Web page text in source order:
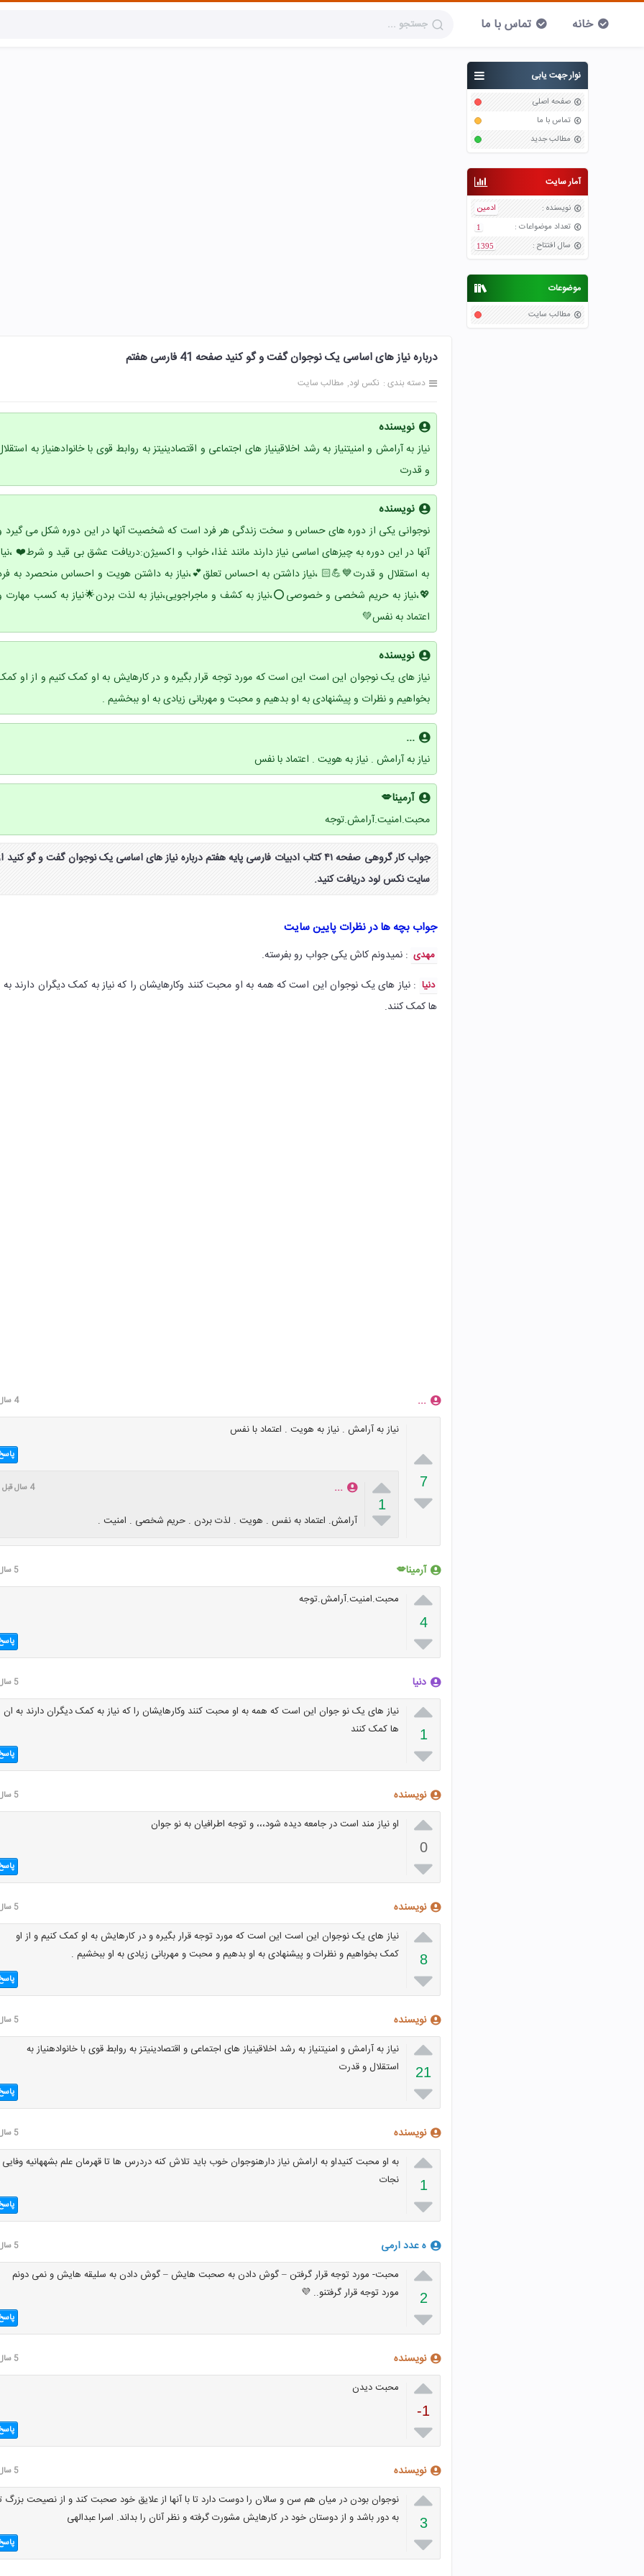
خانه تماس با ما
نوار جهت یابی
صفحه اصلی
تماس با ما
مطالب جدید
آمار سایت
نویسنده :
ادمین
تعداد موضواعات :
1
سال افتتاح :
1395
موضوعات
مطالب سایت
درباره نیاز های اساسی یک نوجوان گفت و گو کنید صفحه 41 فارسی هفتم
دسته بندی : نکس لود مطالب سایت
نویسنده
نیاز به آرامش و امنیتنیاز به رشد اخلاقینیاز های اجتماعی و اقتصادینیتز به روابط قوی با خانوادهنیاز به
و قدرت
نویسنده
نوجوانی یکی از دوره های حساس و سخت زندگی هر فرد است که شخصیت آنها در این دوره شکل می گیرد
آنها در این دوره به چیزهای اساسی نیاز دارند مانند غذا، خواب و اکسیژن:دریافت عشق بی قید و شرط❤️
به استقلال و قدرت💙💪🏻 ،نیاز داشتن به احساس تعلق💕،نیاز به داشتن هویت و احساس منحصرد به
💖،نیاز به حریم شخصی و خصوصی⭕️،نیاز به کشف و ماجراجویی،نیاز به لذت بردن🌟نیاز به کسب مهارت
اعتماد به نفس💚
نویسنده
نیاز های یک نوجوان این است این است که مورد توجه قرار بگیره و در کارهایش به او کمک کنیم و از او
بخواهیم و نظرات و پیشنهادی به او بدهیم و محبت و مهربانی زیادی به او ببخشیم .
...
نیاز به آرامش . نیاز به هویت . اعتماد با نفس
آرمینا💋
محبت.امنیت.آرامش.توجه
جواب کار گروهی صفحه ۴۱ کتاب ادبیات فارسی پایه هفتم درباره نیاز های اساسی یک نوجوان گفت و گو کنید
سایت نکس لود دریافت کنید.
جواب بچه ها در نظرات پایین سایت
مهدی : نمیدونم کاش یکی جواب رو بفرسته.
دنیا : نیاز های یک نوجوان این است که همه به او محبت کنند وکارهایشان را که نیاز به کمک دیگران دارند
ها کمک کنند.
... 4 سال قبل

7

نیاز به آرامش . نیاز به هویت . اعتماد با نفس

1

... 4 سال قبل
آرامش. اعتماد به نفس . هویت . لذت بردن . حریم شخصی . امنیت .
آرمینا💋 5 سال قبل

4

محبت.امنیت.آرامش.توجه
دنیا 5 سال قبل

1

نیاز های یک نو جوان این است که همه به او محبت کنند وکارهایشان را که نیاز به کمک دیگران دارند به ان
ها کمک کنند
نویسنده 5 سال قبل

0

او نیاز مند است در جامعه دیده شود،،، و توجه اطرافیان به نو جوان
نویسنده 5 سال قبل

8

نیاز های یک نوجوان این است این است که مورد توجه قرار بگیره و در کارهایش به او کمک کنیم و از او
کمک بخواهیم و نظرات و پیشنهادی به او بدهیم و محبت و مهربانی زیادی به او ببخشیم .
نویسنده 5 سال قبل

21

نیاز به آرامش و امنیتنیاز به رشد اخلاقینیاز های اجتماعی و اقتصادینیتز به روابط قوی با خانوادهنیاز به
استقلال و قدرت
نویسنده 5 سال قبل

1

به او محبت کنیداو به ارامش نیاز دارهنوجوان خوب باید تلاش کنه دردرس ها تا قهرمان علم بشههانیه وفایی
نجات
ه عدد ارمی 5 سال قبل

2

محبت- مورد توجه قرار گرفتن – گوش دادن به صحبت هایش – گوش دادن به سلیقه هایش و نمی دونم
مورد توجه قرار گرفتنو.. 💜
نویسنده 5 سال قبل

-1

محبت دیدن
نویسنده 5 سال قبل

3

نوجوان بودن در میان هم سن و سالان را دوست دارد تا با آنها از علایق خود صحبت کند و از نصیحت بزرگ
به دور باشد و از دوستان خود در کارهایش مشورت گرفته و نظر آنان را بداند. اسرا عبدالهی